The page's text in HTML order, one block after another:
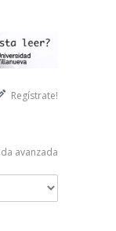
Regístrate!
avanzada